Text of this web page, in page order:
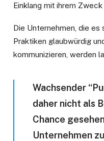
Einklang mit ihrem
Die Unternehmen, die es
Praktiken glaubwürdig
kommunizieren, werden
Wachsender
daher nicht als
Chance
Unternehmen